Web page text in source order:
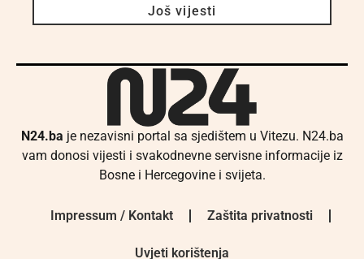
Još vijesti
N24.ba je nezavisni portal sa sjedištem u Vitezu. N24.ba
vam donosi vijesti i svakodnevne servisne informacije iz
Bosne i Hercegovine i svijeta.
Impressum / Kontakt Zaštita privatnosti
Uvjeti korištenja